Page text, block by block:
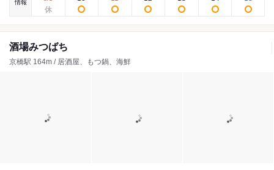
情報
酒場みつばち
京橋駅 164m / 居酒屋、もつ鍋、海鮮